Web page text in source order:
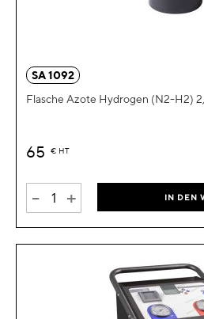
SA 1092
Flasche Azote Hydrogen (N2-H2)
65 € HT
- + IN DEN